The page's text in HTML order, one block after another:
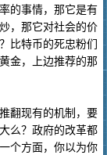
的事情，那它是有
，那它对社会的价
比特币的死忠粉们
金，上边推荐的那
翻现有的机制，要
么？政府的改革都
个方面，你以为你